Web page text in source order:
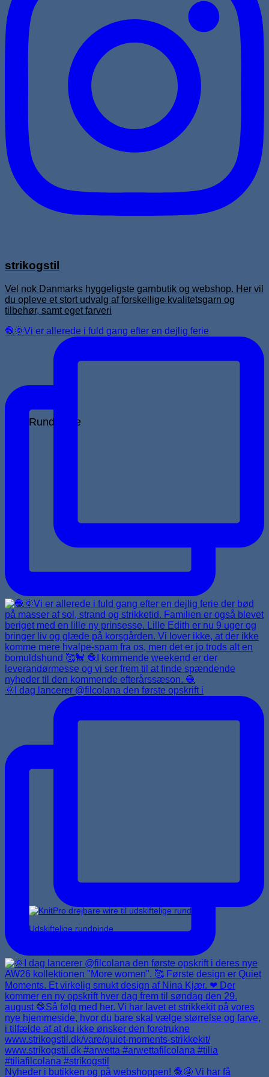
Rundpinde
Udskiftelige rundpinde
strikogstil
Vel nok Danmarks hyggeligste garnbutik og webshop. Her vil
du opleve et stort udvalg af forskellige kvalitetsgarn og
tilbehør, samt eget farveri
🧶🌞Vi er allerede i fuld gang efter en dejlig ferie
🌞I dag lancerer @filcolana den første opskrift i
Nyheder i butikken og på webshoppen! 🧶🤩 Vi har få